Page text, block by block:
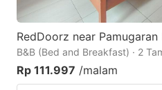
RedDoorz near
B&B (Bed and Breakfast) · 2
Rp 111.997 /malam